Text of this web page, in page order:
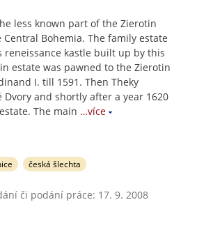
less known part of the Zierotin
Bohemia. The family estate
kastle built up by this
estate was pawned to the Zierotin
I. till 1591. Then Theky
Dvory and shortly after a year 1620
The main …více
česká šlechta
či podání práce: 17. 9. 2008